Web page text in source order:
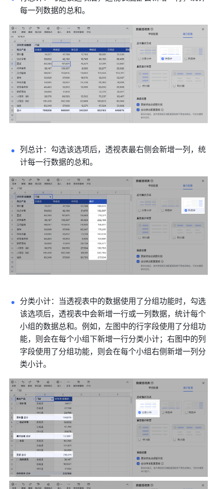
每一列数据的总和。
列总计：勾选该选项后，透视表最右侧会新增一列，统
计每一行数据的总和。
分类小计：当透视表中的数据使用了分组功能时，勾选
该选项后，透视表中会新增一行或一列数据，统计每个
小组的数据总和。例如，左图中的行字段使用了分组功
能，则会在每个小组下新增一行分类小计；右图中的列
字段使用了分组功能，则会在每个小组右侧新增一列分
类小计。